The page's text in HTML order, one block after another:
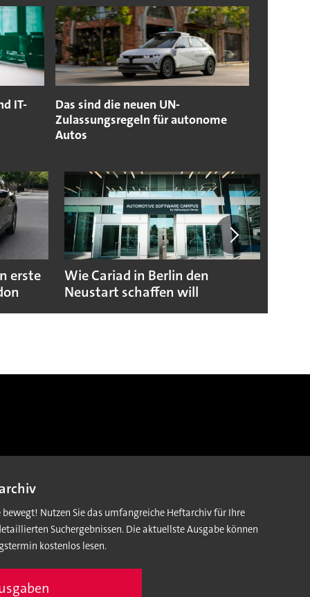
IT-
Das sind die neuen UN-
Zulassungsregeln für autonome
Autos
erste
Wie Cariad in Berlin den
Neustart schaffen will
bewegt! Nutzen Sie das umfangreiche Heftarchiv für Ihre
Suchergebnissen. Die aktuellste Ausgabe können
kostenlos lesen.